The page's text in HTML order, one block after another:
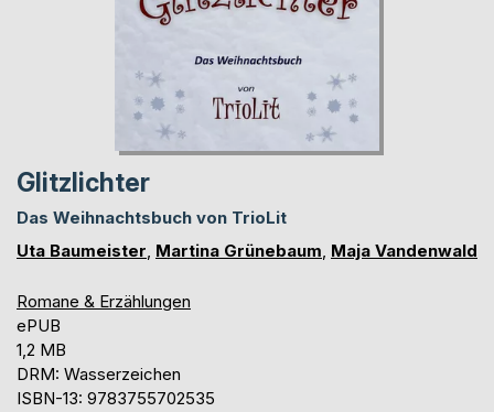
Glitzlichter
Das Weihnachtsbuch von TrioLit
Uta Baumeister, Martina Grünebaum, Maja Vandenwald
Romane & Erzählungen
ePUB
1,2 MB
DRM: Wasserzeichen
ISBN-13: 9783755702535